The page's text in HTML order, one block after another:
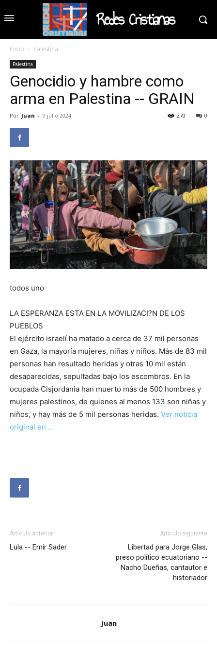
Redes Cristianas
Inicio Palestina
Palestina
Genocidio y hambre como
arma en Palestina -- GRAIN
Por Juan - 9 julio 2024 0
270
todos uno
LA ESPERANZA ESTA EN LA MOVILIZACI?N DE LOS
PUEBLOS
El ejército israelí ha matado a cerca de 37 mil personas
en Gaza, la mayoría mujeres, niñas y niños. Más de 83 mil
personas han resultado heridas y otras 10 mil están
desaparecidas, sepultadas bajo los escombros. En la
ocupada Cisjordania han muerto más de 500 hombres y
mujeres palestinos, de quienes al menos 133 son niñas y
niños, y hay más de 5 mil personas heridas. Ver noticia
original en …
Artículo anterior
Lula -- Emir Sader
Artículo siguiente
Libertad para Jorge Glas,
preso político ecuatoriano --
Nacho Dueñas, cantautor e
historiador
Juan